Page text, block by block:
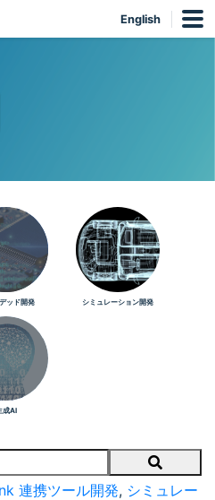
English
ッド開発 シミュレーション開発
成AI
Search
連携ツール開発, シミュレー